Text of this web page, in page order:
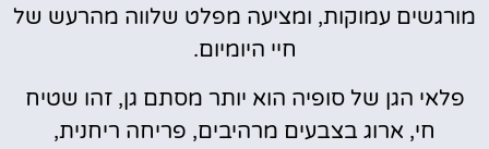
מורגשים עמוקות, ומציעה מפלט שלווה מהרעש של
חיי היומיום.
פלאי הגן של סופיה הוא יותר מסתם גן, זהו שטיח
חי, ארוג בצבעים מרהיבים, פריחה ריחנית,